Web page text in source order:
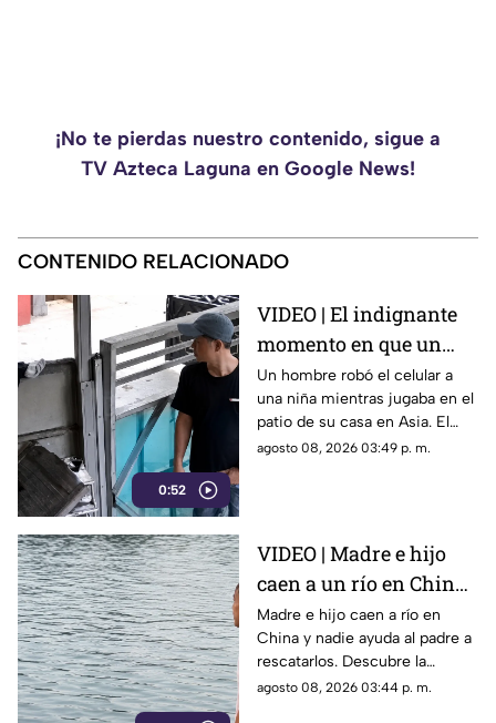
¡No te pierdas nuestro contenido, sigue a
TV Azteca Laguna en Google News!
CONTENIDO RELACIONADO
0:52
VIDEO | El indignante
momento en que un
hombre roba el celular
a una niña en su propia
casa
Un hombre robó el celular a
una niña mientras jugaba en el
patio de su casa en Asia. El
video viral muestra cómo
agosto 08, 2026 03:49 p. m.
VIDEO | Madre e hijo
caen a un río en China
y nadie los ayuda por
esta indignante razón
Madre e hijo caen a río en
China y nadie ayuda al padre a
rescatarlos. Descubre la
polémica ley que castiga a los
agosto 08, 2026 03:44 p. m.